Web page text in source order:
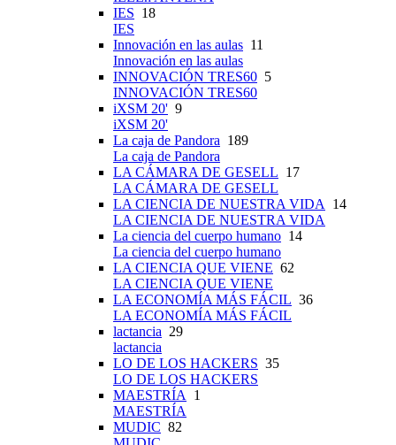
IES 18
IES
Innovación en las aulas 11
Innovación en las aulas
INNOVACIÓN TRES60 5
INNOVACIÓN TRES60
iXSM 20' 9
iXSM 20'
La caja de Pandora 189
La caja de Pandora
LA CÁMARA DE GESELL 17
LA CÁMARA DE GESELL
LA CIENCIA DE NUESTRA VIDA 14
LA CIENCIA DE NUESTRA VIDA
La ciencia del cuerpo humano 14
La ciencia del cuerpo humano
LA CIENCIA QUE VIENE 62
LA CIENCIA QUE VIENE
LA ECONOMÍA MÁS FÁCIL 36
LA ECONOMÍA MÁS FÁCIL
lactancia 29
lactancia
LO DE LOS HACKERS 35
LO DE LOS HACKERS
MAESTRÍA 1
MAESTRÍA
MUDIC 82